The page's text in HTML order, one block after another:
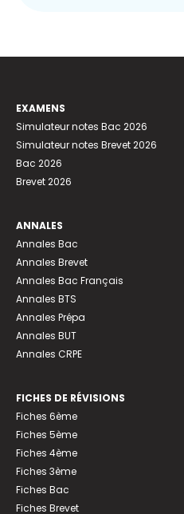
EXAMENS
Simulateur notes Bac 2026
Simulateur notes Brevet 2026
Bac 2026
Brevet 2026
ANNALES
Annales Bac
Annales Brevet
Annales Bac Français
Annales BTS
Annales Prépa
Annales BUT
Annales CRPE
FICHES DE RÉVISIONS
Fiches 6ème
Fiches 5ème
Fiches 4ème
Fiches 3ème
Fiches Bac
Fiches Brevet